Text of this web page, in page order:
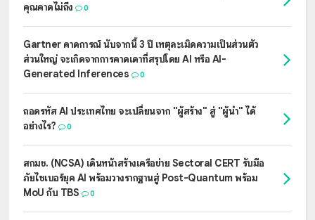
คุณคาดไม่ถึง
0
Gartner คาดการณ์ นับจากนี้ 3 ปี เหตุละเมิดความเป็นส่วนตัว
ส่วนใหญ่ จะเกิดจากการคาดเดาที่สรุปโดย AI หรือ AI-
Generated Inferences
0
ถอดรหัส AI ประเทศไทย จะเปลี่ยนจาก "ผู้สร้าง" สู่ "ผู้นำ" ได้
อย่างไร?
0
สกมช. (NCSA) เดินหน้าสร้างเครือข่าย Sectoral CERT รับมือ
ภัยไซเบอร์ยุค AI พร้อมวางรากฐานสู่ Post-Quantum พร้อม
MoU กับ TBS
0